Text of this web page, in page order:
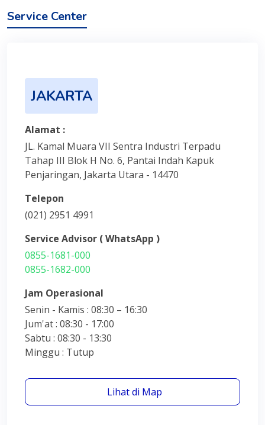
Service Center
JAKARTA
Alamat :
JL. Kamal Muara VII Sentra Industri Terpadu
Tahap III Blok H No. 6, Pantai Indah Kapuk
Penjaringan, Jakarta Utara - 14470
Telepon
(021) 2951 4991
Service Advisor ( WhatsApp )
0855-1681-000
0855-1682-000
Jam Operasional
Senin - Kamis : 08:30 – 16:30
Jum'at : 08:30 - 17:00
Sabtu : 08:30 - 13:30
Minggu : Tutup
Lihat di Map